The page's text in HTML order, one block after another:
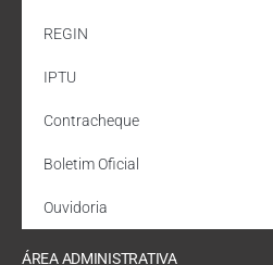
REGIN
IPTU
Contracheque
Boletim Oficial
Ouvidoria
ÁREA ADMINISTRATIVA